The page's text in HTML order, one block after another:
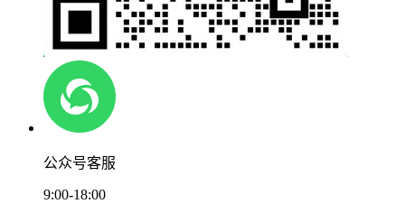
公众号客服
9:00-18:00